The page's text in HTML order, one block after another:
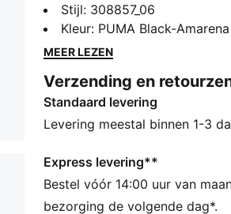
PUMA, met Porsche Legacy-
band, voorgevormd voetbed
zorgen voor comfort en grip.
ALLE INS EN OUTS
IMEVA: PUMA's materiaal voor
comfortabel gevoel
Gevoerde, synthetische band
Voorgevormd voetbed voor
IMEVA-buitenzool
Stijl: 308857_06
Kleur: PUMA Black-Amarena
MEER LEZEN
Verzending en
Standaard levering
Levering meestal binnen 1-3
Express levering**
Bestel vóór 14:00 uur van
bezorging de volgende dag*.